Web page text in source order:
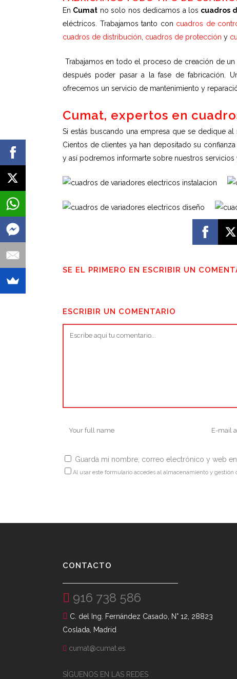
En Cumat no solo nos dedicamos a los cuadros
eléctricos. Trabajamos tanto con cuadros de
cuadros de distribución cuadros de protección y
Trabajamos en todo el proceso de creación de un
después poder pasar a la fase de fabricación.
ofrecemos un servicio de mantenimiento y
Cumat, expertos en
Si estás buscando una empresa que se dedique
Cientos de clientes ya han depositado su
y así podremos informarte sobre nuestros servicios
SE EL PRIMERO EN ESCRIBIR UN
ESCRIBIR UN COMENTARIO
Guarda mi nombre, correo electrónico y web
Al usar este formulario accedes al almacenamiento y gestión
CONTACTO
916 738 586
C. del Ing. Fernández Casado, N° 12, 28823
Coslada, Madrid
cumat@cumat.es
SÍGUENOS EN LAS REDES